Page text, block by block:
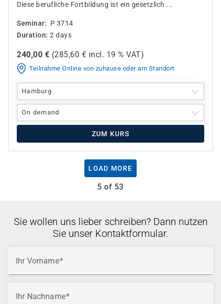
Diese berufliche Fortbildung ist ein gesetzlich ...
Seminar
P 3714
Duration 2 days
240,00 € (285,60 € incl. 19 % VAT)
Teilnahme Online von zuhause oder am Standort
Hamburg
On demand
ZUM KURS
LOAD MORE
5 of 53
Sie wollen uns lieber schreiben? Dann nutzen
Sie unser Kontaktformular.
Ihr Vorname
Ihr Nachname